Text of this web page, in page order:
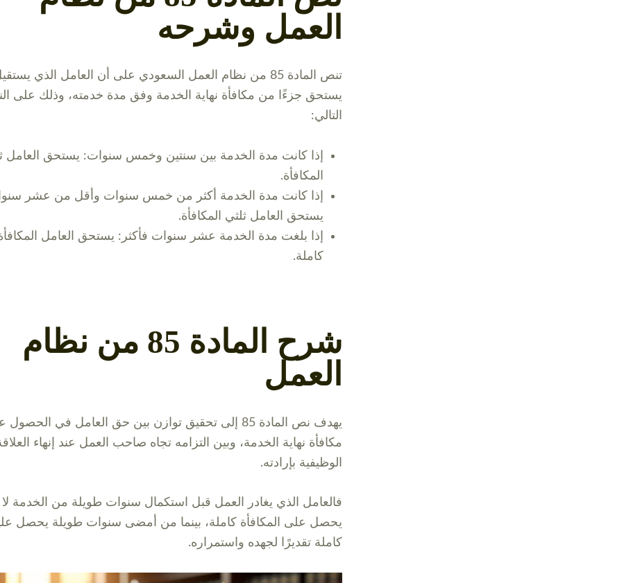
العمل وشرحه
تنص المادة 85 من نظام العمل السعودي على أن العامل الذي
يستحق جزءًا من مكافأة نهاية الخدمة وفق مدة خدمته، وذلك على
التالي:
إذا كانت مدة الخدمة بين سنتين وخمس سنوات: يستحق العامل
المكافأة.
إذا كانت مدة الخدمة أكثر من خمس سنوات وأقل من عشر
يستحق العامل ثلثي المكافأة.
إذا بلغت مدة الخدمة عشر سنوات فأكثر: يستحق العامل
كاملة.
شرح المادة 85 من نظام
العمل
يهدف نص المادة 85 إلى تحقيق توازن بين حق العامل في
مكافأة نهاية الخدمة، وبين التزامه تجاه صاحب العمل عند إنهاء
الوظيفية بإرادته.
فالعامل الذي يغادر العمل قبل استكمال سنوات طويلة من الخدمة لا
يحصل على المكافأة كاملة، بينما من أمضى سنوات طويلة يحصل
كاملة تقديرًا لجهده واستمراره.